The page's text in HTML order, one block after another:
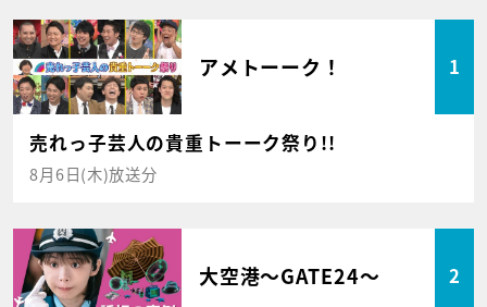
アメトーーク！ 1
売れっ子芸人の貴重トーーク祭り!!
8月6日(木)放送分
大空港～GATE24～ 2